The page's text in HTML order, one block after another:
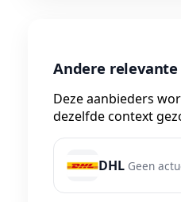
Andere
Deze aanbieders
dezelfde context
DHL Geen